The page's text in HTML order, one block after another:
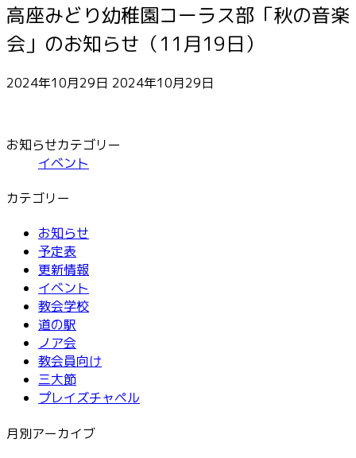
高座みどり幼稚園コーラス部「秋の音楽
会」のお知らせ（11月19日）
2024年10月29日 最
2024年10月29日
お知らせカテゴリー
イベント
カテゴリー
お知らせ
予定表
更新情報
イベント
教会学校
道の駅
ノア会
教会員向け
三大節
プレイズチャペル
月別アーカイブ